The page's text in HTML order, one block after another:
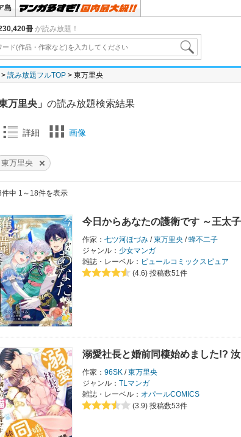
島
冊 が読み放題！
読み放題フルTOP 東万里央
万里央」 の読み放題検索結果
詳細 画像
東万里央
件中 1～18件を表示
今日からあなたの護衛です ～王太
作家： 七ツ河ほづみ /東万里央 /蜂不二子
ジャンル： 少女マンガ
雑誌・レーベル： ピュールコミックスピュア
(4.6) 投稿数51件
溺愛社長と婚前同棲始めました!?
作家： 96SK /東万里央
ジャンル： TLマンガ
雑誌・レーベル： オパールCOMICS
(3.9) 投稿数53件